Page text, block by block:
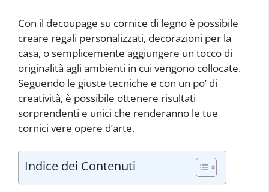
Con il decoupage su cornice di legno è possibile
creare regali personalizzati, decorazioni per la
casa, o semplicemente aggiungere un tocco di
originalità agli ambienti in cui vengono collocate.
Seguendo le giuste tecniche e con un po’ di
creatività, è possibile ottenere risultati
sorprendenti e unici che renderanno le tue
cornici vere opere d’arte.
Indice dei Contenuti